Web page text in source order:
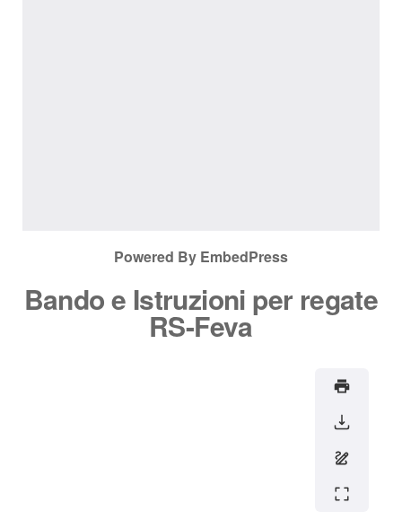
Powered By EmbedPress
Bando e Istruzioni per regate
RS-Feva